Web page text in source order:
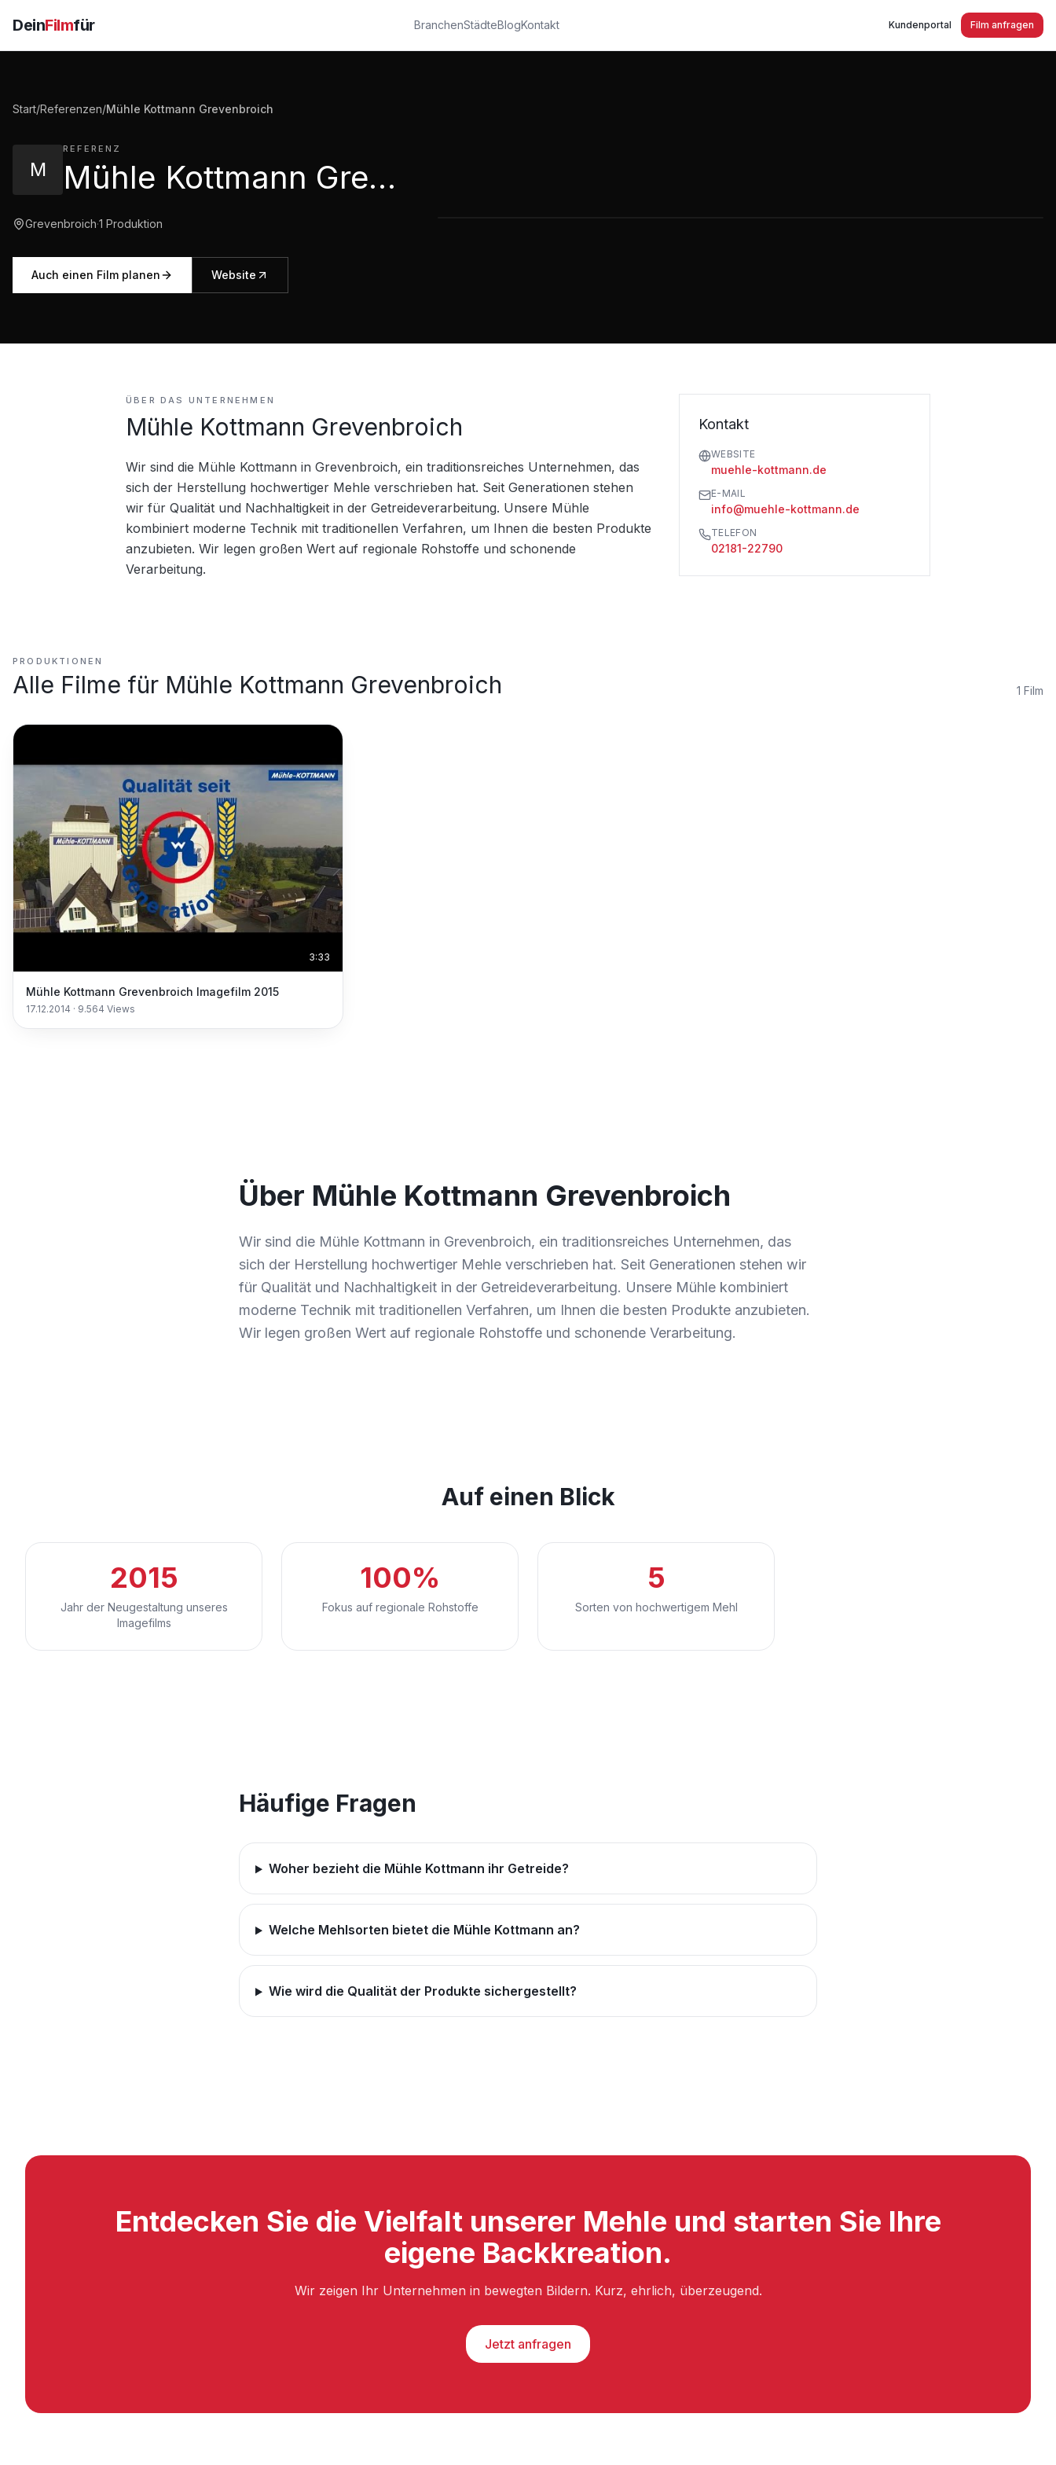
DeinFilmfür BranchenStädteBlogKontakt Kundenportal Film anfragen
Start/Referenzen/Mühle Kottmann Grevenbroich
M
REFERENZ
Mühle Kottmann Grevenbroich
Grevenbroich·1 Produktion
Auch einen Film planen Website
ÜBER DAS UNTERNEHMEN
Mühle Kottmann Grevenbroich
Wir sind die Mühle Kottmann in Grevenbroich, ein traditionsreiches Unternehmen, das
sich der Herstellung hochwertiger Mehle verschrieben hat. Seit Generationen stehen
wir für Qualität und Nachhaltigkeit in der Getreideverarbeitung. Unsere Mühle
kombiniert moderne Technik mit traditionellen Verfahren, um Ihnen die besten Produkte
anzubieten. Wir legen großen Wert auf regionale Rohstoffe und schonende
Verarbeitung.
Kontakt
WEBSITE
muehle-kottmann.de
E-MAIL
info@muehle-kottmann.de
TELEFON
02181-22790
PRODUKTIONEN
Alle Filme für Mühle Kottmann Grevenbroich 1 Film
3:33
Mühle Kottmann Grevenbroich Imagefilm 2015
17.12.2014 · 9.564 Views
Über Mühle Kottmann Grevenbroich
Wir sind die Mühle Kottmann in Grevenbroich, ein traditionsreiches Unternehmen, das
sich der Herstellung hochwertiger Mehle verschrieben hat. Seit Generationen stehen wir
für Qualität und Nachhaltigkeit in der Getreideverarbeitung. Unsere Mühle kombiniert
moderne Technik mit traditionellen Verfahren, um Ihnen die besten Produkte anzubieten.
Wir legen großen Wert auf regionale Rohstoffe und schonende Verarbeitung.
Auf einen Blick
2015
Jahr der Neugestaltung unseres
Imagefilms
100%
Fokus auf regionale Rohstoffe
5
Sorten von hochwertigem Mehl
Häufige Fragen
Woher bezieht die Mühle Kottmann ihr Getreide?
Welche Mehlsorten bietet die Mühle Kottmann an?
Wie wird die Qualität der Produkte sichergestellt?
Entdecken Sie die Vielfalt unserer Mehle und starten Sie Ihre
eigene Backkreation.
Wir zeigen Ihr Unternehmen in bewegten Bildern. Kurz, ehrlich, überzeugend.
Jetzt anfragen